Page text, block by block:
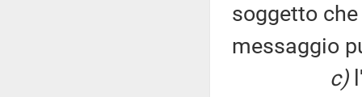
soggetto
messaggio
c)